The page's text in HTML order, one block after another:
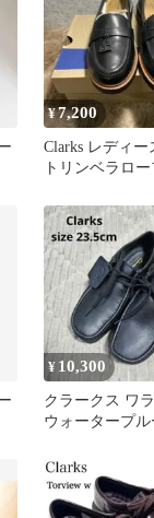
¥7,200
Clarks レディー
トリンベラロ
¥ 10,300
クラークス ワ
ウォータープル